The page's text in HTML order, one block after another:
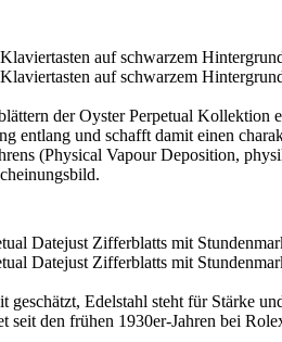
der Oyster Perpetual
entlang und schafft damit einen
(Physical Vapour Deposition,
Edelstahl steht für Stärke
seit den frühen 1930er-Jahren bei